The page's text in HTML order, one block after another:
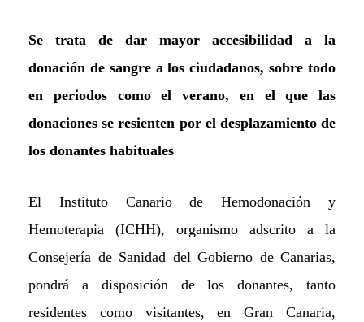
Se trata de dar mayor accesibilidad a la
donación de sangre a los ciudadanos, sobre todo
en periodos como el verano, en el que las
donaciones se resienten por el desplazamiento de
los donantes habituales
El Instituto Canario de Hemodonación y
Hemoterapia (ICHH), organismo adscrito a la
Consejería de Sanidad del Gobierno de Canarias,
pondrá a disposición de los donantes, tanto
residentes como visitantes, en Gran Canaria,